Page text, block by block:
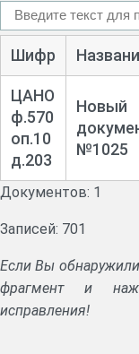
Шифр
ЦАНО
ф.570
оп.10
д.203
Новый
№1025
Документов: 1
Записей: 701
Если Вы
фрагмент и
исправления!